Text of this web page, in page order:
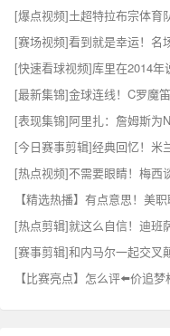
[赛场视频]看到就是幸运！名
[最新集锦]金球连线！C罗魔
[今日赛事剪辑]经典回忆！米
【精选热播】有点意思！美
[热点剪辑]就这么自信！迪班
[赛事剪辑]和内马尔一起交叉
【比赛亮点】怎么评⬅️价追梦